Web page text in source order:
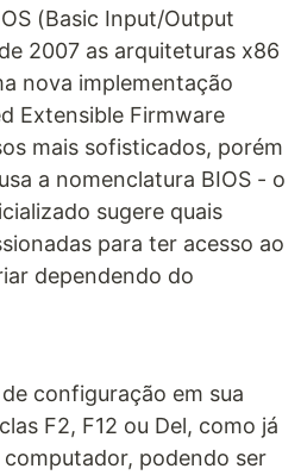
(Basic Input/Output
2007 as arquiteturas x86
nova implementação
Extensible Firmware
mais sofisticados, porém
a nomenclatura BIOS - o
sugere quais
para ter acesso ao
dependendo do
configuração em sua
F2, F12 ou Del, como já
podendo ser